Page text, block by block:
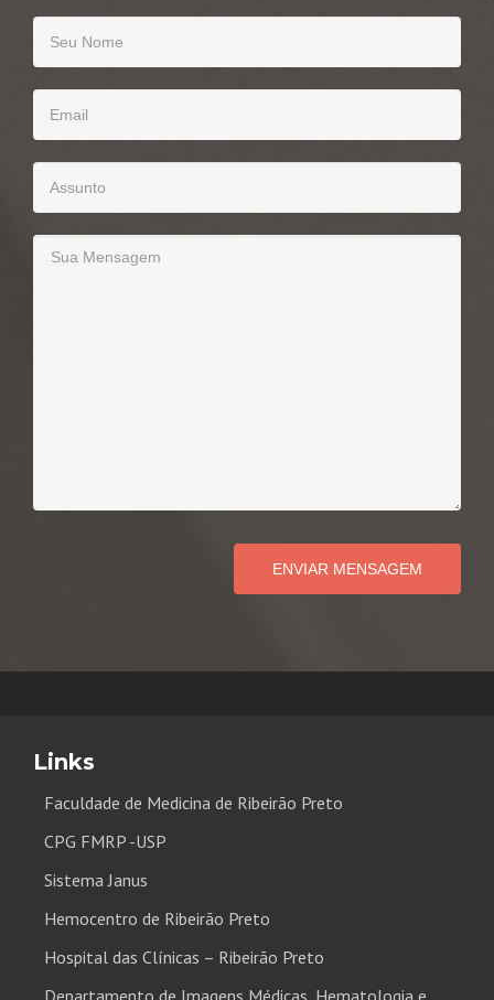
Sua
ENVIAR MENSAGEM
Links
Faculdade de Medicina de Ribeirão Preto
CPG FMRP -USP
Sistema Janus
Hemocentro de Ribeirão Preto
Hospital das Clínicas – Ribeirão Preto